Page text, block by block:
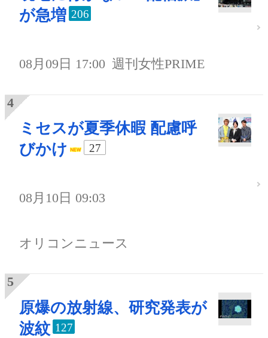
が急増 206
08月09日 17:00 週刊女性PRIME
ミセスが夏季休暇 配慮呼
びかけ
27
08月10日 09:03
オリコンニュース
原爆の放射線、研究発表が
波紋 127